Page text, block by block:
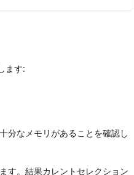
ます:
分なメモリがあることを確認し
す。結果カレントセレクション